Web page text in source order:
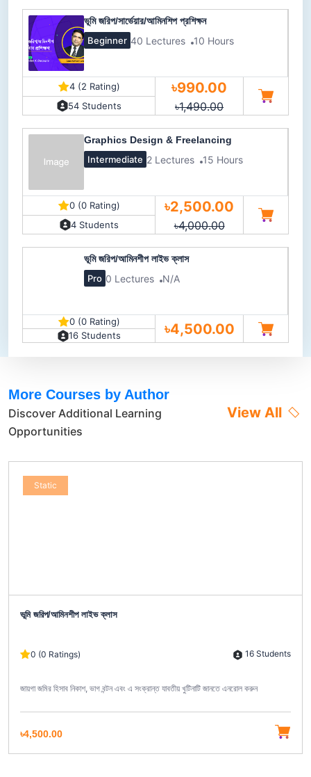
ভূমি জরিপ/সার্ভেয়ার/আমিনশিপ প্রশিক্ষন
Beginner 40 Lectures 10 Hours
4 (2 Rating)
54 Students
৳990.00
৳1,490.00
Graphics Design & Freelancing
Intermediate 2 Lectures 15 Hours
0 (0 Rating)
4 Students
৳2,500.00
৳4,000.00
ভূমি জরিপ/আমিনশীপ লাইভ ক্লাস
Pro 0 Lectures N/A
0 (0 Rating)
16 Students
৳4,500.00
More Courses by Author
Discover Additional Learning
Opportunities
View All
Static
ভূমি জরিপ/আমিনশীপ লাইভ ক্লাস
0 (0 Ratings) 16 Students
জায়গা জমির হিসাব নিকাশ, ভাগ বন্টন এবং এ সংক্রান্ত যাবতীয় খুটিনাটি জানতে এনরোল করুন
৳4,500.00